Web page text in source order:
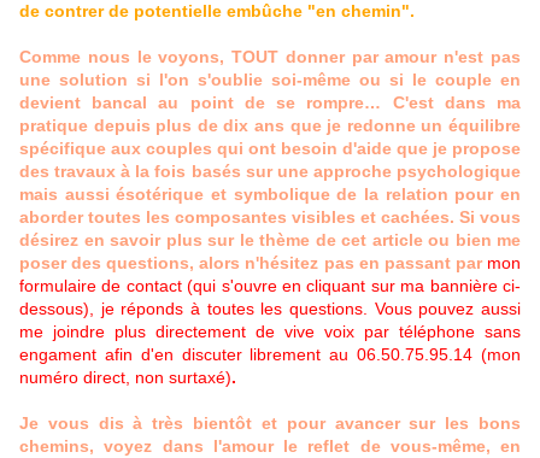
de contrer de potentielle embûche "en chemin".
Comme nous le voyons, TOUT donner par amour n'est pas
une solution si l'on s'oublie soi-même ou si le couple en
devient bancal au point de se rompre… C'est dans ma
pratique depuis plus de dix ans que je redonne un équilibre
spécifique aux couples qui ont besoin d'aide que je propose
des travaux à la fois basés sur une approche psychologique
mais aussi ésotérique et symbolique de la relation pour en
aborder toutes les composantes visibles et cachées. Si vous
désirez en savoir plus sur le thème de cet article ou bien me
poser des questions, alors n'hésitez pas en passant par mon
formulaire de contact (qui s'ouvre en cliquant sur ma bannière ci-
dessous), je réponds à toutes les questions. Vous pouvez aussi
me joindre plus directement de vive voix par téléphone sans
engament afin d'en discuter librement au 06.50.75.95.14 (mon
numéro direct, non surtaxé).
Je vous dis à très bientôt et pour avancer sur les bons
chemins, voyez dans l'amour le reflet de vous-même, en